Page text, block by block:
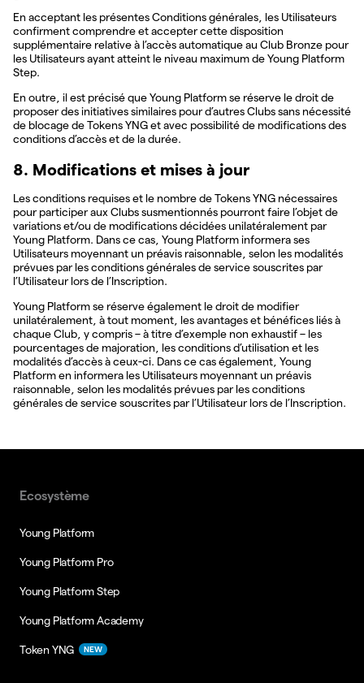
En acceptant les présentes Conditions générales, les Utilisateurs
confirment comprendre et accepter cette disposition
supplémentaire relative à l’accès automatique au Club Bronze pour
les Utilisateurs ayant atteint le niveau maximum de Young Platform
Step.
En outre, il est précisé que Young Platform se réserve le droit de
proposer des initiatives similaires pour d’autres Clubs sans nécessité
de blocage de Tokens YNG et avec possibilité de modifications des
conditions d’accès et de la durée.
8. Modifications et mises à jour
Les conditions requises et le nombre de Tokens YNG nécessaires
pour participer aux Clubs susmentionnés pourront faire l’objet de
variations et/ou de modifications décidées unilatéralement par
Young Platform. Dans ce cas, Young Platform informera ses
Utilisateurs moyennant un préavis raisonnable, selon les modalités
prévues par les conditions générales de service souscrites par
l’Utilisateur lors de l’Inscription.
Young Platform se réserve également le droit de modifier
unilatéralement, à tout moment, les avantages et bénéfices liés à
chaque Club, y compris – à titre d’exemple non exhaustif – les
pourcentages de majoration, les conditions d’utilisation et les
modalités d’accès à ceux-ci. Dans ce cas également, Young
Platform en informera les Utilisateurs moyennant un préavis
raisonnable, selon les modalités prévues par les conditions
générales de service souscrites par l’Utilisateur lors de l’Inscription.
Ecosystème
Young Platform
Young Platform Pro
Young Platform Step
Young Platform Academy
Token YNG NEW